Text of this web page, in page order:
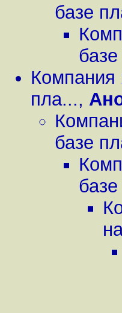
базе
Компания
пла...,
базе